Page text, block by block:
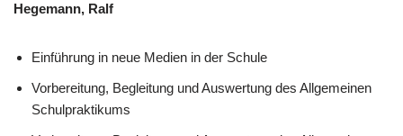
Hegemann, Ralf
Einführung in neue Medien in der Schule
Vorbereitung, Begleitung und Auswertung des Allgemeinen
Schulpraktikums